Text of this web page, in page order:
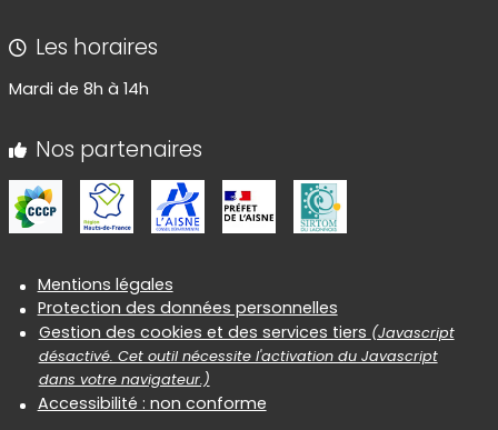
Les horaires
Mardi de 8h à 14h
Nos partenaires
Informations réglementaires
Mentions légales
Protection des données personnelles
Gestion des cookies et des services tiers (Javascript
désactivé. Cet outil nécessite l'activation du Javascript
dans votre navigateur.)
Accessibilité : non conforme